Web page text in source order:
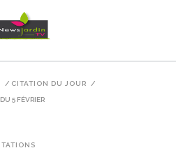
/ CITATION DU JOUR /
5 FÉVRIER